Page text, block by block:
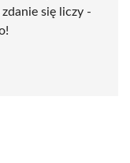
się liczy -